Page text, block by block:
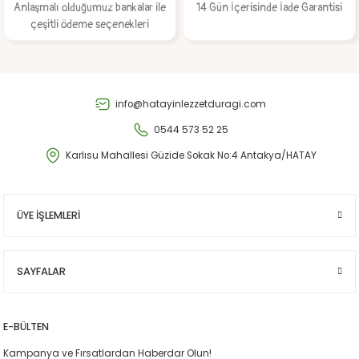
Anlaşmalı olduğumuz bankalar ile
çeşitli ödeme seçenekleri
14 Gün İçerisinde İade Garantisi
info@hatayinlezzetduragi.com
0544 573 52 25
Karlısu Mahallesi Güzide Sokak No:4 Antakya/HATAY
ÜYE İŞLEMLERİ
SAYFALAR
E-BÜLTEN
Kampanya ve Fırsatlardan Haberdar Olun!